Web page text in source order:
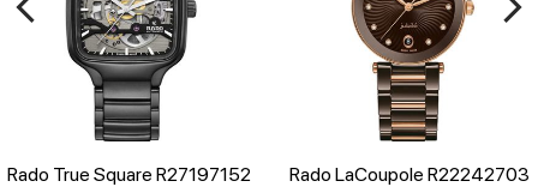
Rado True Square R27197152
Rado LaCoupole R22242703